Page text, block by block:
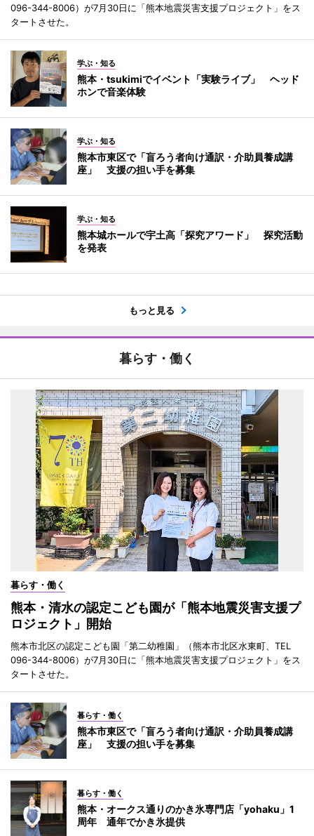
096-344-8006）が7月30日に「熊本地震災害支援プロジェクト」をス
タートさせた。
学ぶ・知る
熊本・tsukimiでイベント「実験ライブ」 ヘッド
ホンで音楽体験
学ぶ・知る
熊本市東区で「盲ろう者向け通訳・介助員養成講
座」 支援の担い手を募集
学ぶ・知る
熊本城ホールで宇土高「探究アワード」 探究活動
を発表
もっと見る
暮らす・働く
暮らす・働く
熊本・清水の認定こども園が「熊本地震災害支援プ
ロジェクト」開始
熊本市北区の認定こども園「第二幼稚園」（熊本市北区水東町、TEL
096-344-8006）が7月30日に「熊本地震災害支援プロジェクト」をス
タートさせた。
暮らす・働く
熊本市東区で「盲ろう者向け通訳・介助員養成講
座」 支援の担い手を募集
暮らす・働く
熊本・オークス通りのかき氷専門店「yohaku」1
周年 通年でかき氷提供